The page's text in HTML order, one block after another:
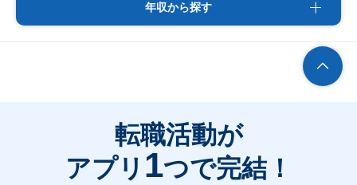
年収から探す
転職活動が
アプリ 1つで完結！